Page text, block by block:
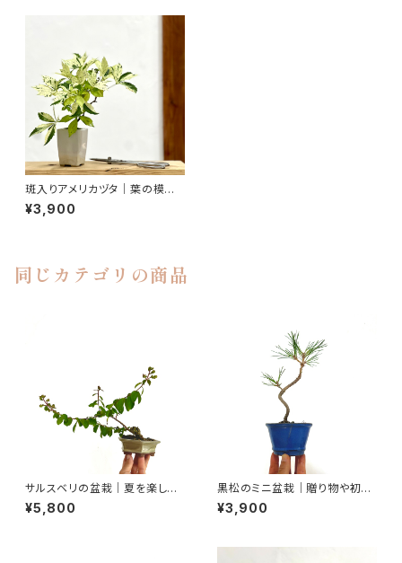
斑入りアメリカヅタ｜葉の模様
を楽しむ盆栽｜高さ約23cm
¥3,900
同じカテゴリの商品
サルスベリの盆栽｜夏を楽しむ
一点物｜高さ約20cm
¥5,800
黒松のミニ盆栽｜贈り物や初心
者さん向け｜高さ約25cm
¥3,900